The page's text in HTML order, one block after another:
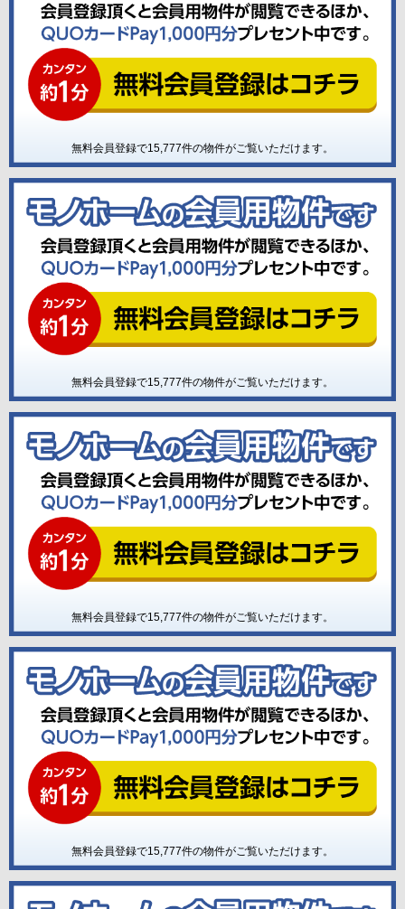
無料会員登録で15,777件の物件がご覧いただけます。
無料会員登録で15,777件の物件がご覧いただけます。
無料会員登録で15,777件の物件がご覧いただけます。
無料会員登録で15,777件の物件がご覧いただけます。